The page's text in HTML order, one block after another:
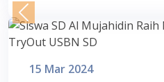
15 Mar 2024